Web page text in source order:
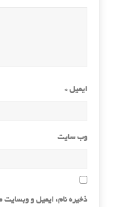
ایمیل *
وب‌ سایت
ذخیره نام، ایمیل و وبسایت